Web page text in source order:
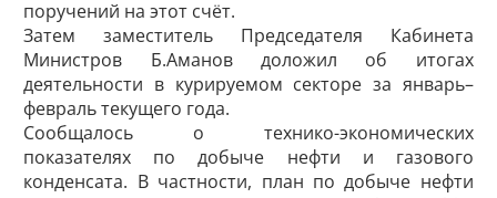
поручений на этот счёт.
Затем заместитель Председателя Кабинета
Министров Б.Аманов доложил об итогах
деятельности в курируемом секторе за январь–
февраль текущего года.
Сообщалось о технико-экономических
показателях по добыче нефти и газового
конденсата. В частности, план по добыче нефти